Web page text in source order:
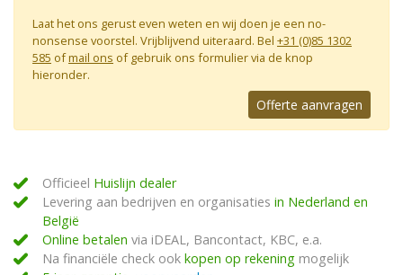
Laat het ons gerust even weten en wij doen je een no-
nonsense voorstel. Vrijblijvend uiteraard. Bel +31 (0)85 1302
585 ofmail ons of gebruik ons formulier via de knop
hieronder.
Offerte aanvragen
Officieel Huislijn dealer
Levering aan bedrijven en organisaties in Nederland en
België
Online betalen via iDEAL, Bancontact, KBC, e.a.
Na financiële check ook kopen op rekening mogelijk